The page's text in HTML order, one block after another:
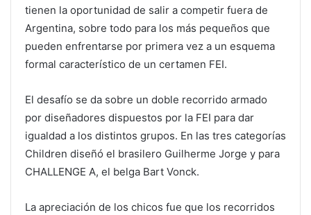
tienen la oportunidad de salir a competir fuera de
Argentina, sobre todo para los más pequeños que
pueden enfrentarse por primera vez a un esquema
formal característico de un certamen FEI.
El desafío se da sobre un doble recorrido armado
por diseñadores dispuestos por la FEI para dar
igualdad a los distintos grupos. En las tres categorías
Children diseñó el brasilero Guilherme Jorge y para
CHALLENGE A, el belga Bart Vonck.
La apreciación de los chicos fue que los recorridos